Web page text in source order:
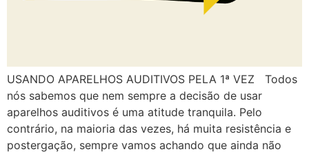
USANDO APARELHOS AUDITIVOS PELA 1ª VEZ Todos
nós sabemos que nem sempre a decisão de usar
aparelhos auditivos é uma atitude tranquila. Pelo
contrário, na maioria das vezes, há muita resistência e
postergação, sempre vamos achando que ainda não